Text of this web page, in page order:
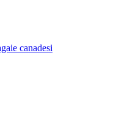
canadesi